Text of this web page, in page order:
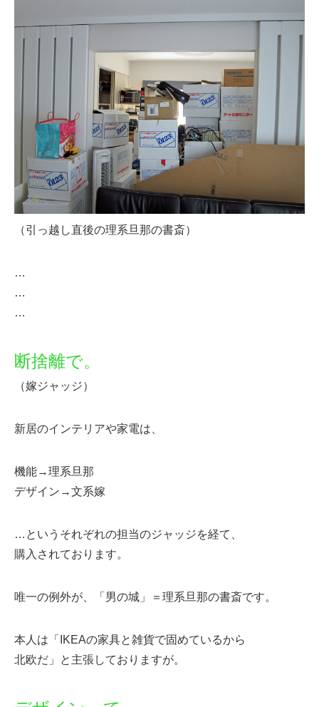
（引っ越し直後の理系旦那の書斎）
…
…
…
断捨離で。
（嫁ジャッジ）
新居のインテリアや家電は、
機能→理系旦那
デザイン→文系嫁
…というそれぞれの担当のジャッジを経て、
購入されております。
唯一の例外が、「男の城」＝理系旦那の書斎です。
本人は「IKEAの家具と雑貨で固めているから
北欧だ」と主張しておりますが。